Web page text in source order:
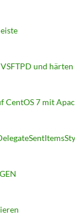
und
CentOS 7 mit